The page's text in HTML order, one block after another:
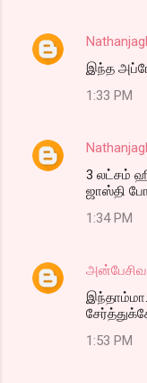
இந்த
1:33 PM
3 லட்சம்
ஜாஸ்தி
1:34 PM
1:53 PM